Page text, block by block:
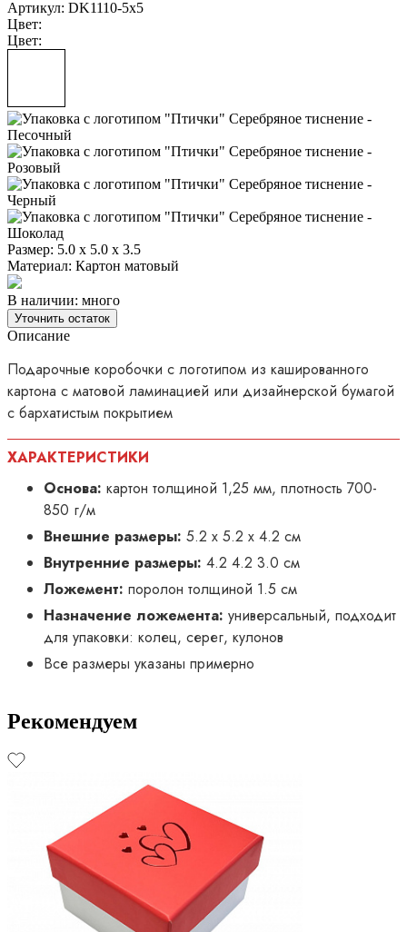
Артикул: DK1110-5х5
Цвет:
Цвет:
Размер: 5.0 х 5.0 х 3.5
Материал: Картон матовый
В наличии: много
Уточнить остаток
Описание
Подарочные коробочки с логотипом из кашированного
картона с матовой ламинацией или дизайнерской бумагой
с бархатистым покрытием
ХАРАКТЕРИСТИКИ
Основа: картон толщиной 1,25 мм, плотность 700-
850 г/м
Внешние размеры: 5.2 х 5.2 х 4.2 см
Внутренние размеры: 4.2 4.2 3.0 см
Ложемент: поролон толщиной 1.5 см
Назначение ложемента: универсальный, подходит
для упаковки: колец, серег, кулонов
Все размеры указаны примерно
Рекомендуем